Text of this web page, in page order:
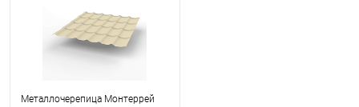
Металлочерепица Монтеррей